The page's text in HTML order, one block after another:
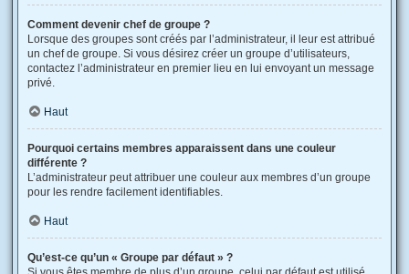
Comment devenir chef de groupe ?
Lorsque des groupes sont créés par l’administrateur, il leur est attribué
un chef de groupe. Si vous désirez créer un groupe d’utilisateurs,
contactez l’administrateur en premier lieu en lui envoyant un message
privé.
Haut
Pourquoi certains membres apparaissent dans une couleur
différente ?
L’administrateur peut attribuer une couleur aux membres d’un groupe
pour les rendre facilement identifiables.
Haut
Qu’est-ce qu’un « Groupe par défaut » ?